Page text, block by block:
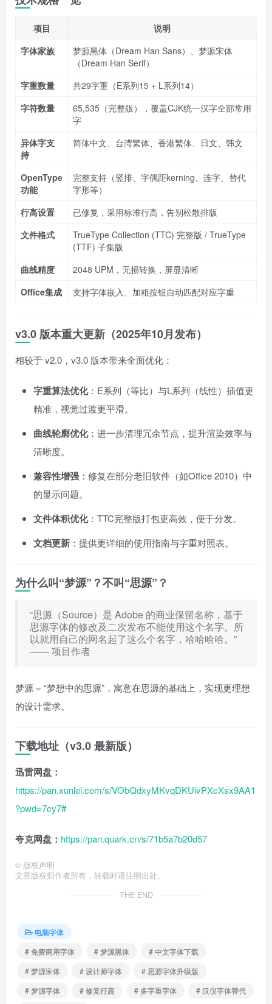
项目
说明
字体家族
梦源黑体（Dream Han Sans）、梦源宋体
（Dream Han Serif）
字重数量
共29字重（E系列15 + L系列14）
字符数量
65,535（完整版），覆盖CJK统一汉字全部常用
字
异体字支
持
简体中文、台湾繁体、香港繁体、日文、韩文
OpenType
功能
完整支持（竖排、字偶距kerning、连字、替代
字形等）
行高设置
已修复，采用标准行高，告别松散排版
文件格式
TrueType Collection (TTC) 完整版 / TrueType
(TTF) 子集版
曲线精度
2048 UPM，无损转换，屏显清晰
Office集成
支持字体嵌入、加粗按钮自动匹配对应字重
v3.0 版本重大更新（2025年10月发布）
相较于 v2.0，v3.0 版本带来全面优化：
字重算法优化：E系列（等比）与L系列（线性）插值更
精准，视觉过渡更平滑。
曲线轮廓优化：进一步清理冗余节点，提升渲染效率与
清晰度。
兼容性增强 ：修复在部分老旧软件（如Office 2010）中
的显示问题。
文件体积优化：TTC完整版打包更高效，便于分发。
文档更新 ：提供更详细的使用指南与字重对照表。
为什么叫“梦源”？不叫“思源”？
“思源（Source）是 Adobe 的商业保留名称，基于
思源字体的修改及二次发布不能使用这个名字。所
以就用自己的网名起了这么个名字，哈哈哈哈。”
—— 项目作者
梦源 = “梦想中的思源”，寓意在思源的基础上，实现更理想
的设计需求。
下载地址（v3.0 最新版）
迅雷网盘：
https://pan.xunlei.com/s/VObQdxyMKvqDKUivPXcXsx9AA1
?pwd=7cy7#
夸克网盘： https://pan.quark.cn/s/71b5a7b20d57
© 版权声明
文章版权归作者所有，转载时请注明出处。
THE END
电脑字体
# 免费商用字体
# 梦源黑体
# 中文字体下载
# 梦源宋体
# 设计师字体
# 思源字体升级版
# 梦源字体
# 修复行高 # 多字重字体
# 汉仪字体替代